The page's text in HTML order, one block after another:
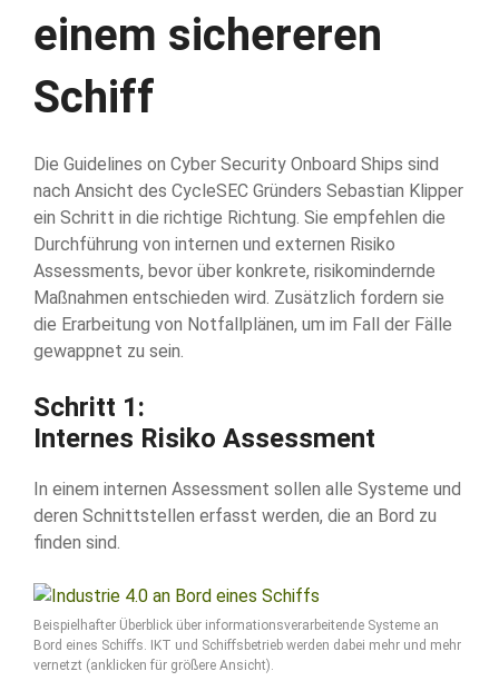
einem sichereren
Schiff
Die Guidelines on Cyber Security Onboard Ships sind
nach Ansicht des CycleSEC Gründers Sebastian Klipper
ein Schritt in die richtige Richtung. Sie empfehlen die
Durchführung von internen und externen Risiko
Assessments, bevor über konkrete, risikomindernde
Maßnahmen entschieden wird. Zusätzlich fordern sie
die Erarbeitung von Notfallplänen, um im Fall der Fälle
gewappnet zu sein.
Schritt 1:
Internes Risiko Assessment
In einem internen Assessment sollen alle Systeme und
deren Schnittstellen erfasst werden, die an Bord zu
finden sind.
Beispielhafter Überblick über informationsverarbeitende Systeme an
Bord eines Schiffs. IKT und Schiffsbetrieb werden dabei mehr und mehr
vernetzt (anklicken für größere Ansicht).